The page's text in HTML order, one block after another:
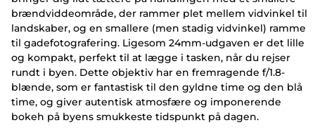
brændviddeområde, der rammer plet mellem vidvinkel til
landskaber, og en smallere (men stadig vidvinkel) ramme
til gadefotografering. Ligesom 24mm-udgaven er det lille
og kompakt, perfekt til at lægge i tasken, når du rejser
rundt i byen. Dette objektiv har en fremragende f/1.8-
blænde, som er fantastisk til den gyldne time og den blå
time, og giver autentisk atmosfære og imponerende
bokeh på byens smukkeste tidspunkt på dagen.